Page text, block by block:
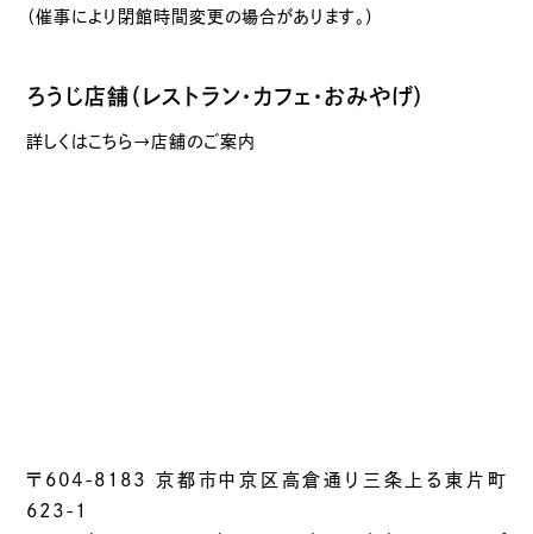
（催事により閉館時間変更の場合があります。）
ろうじ店舗（レストラン・カフェ・おみやげ）
詳しくはこちら→店舗のご案内
〒604-8183 京都市中京区高倉通り三条上る東片町
623-1